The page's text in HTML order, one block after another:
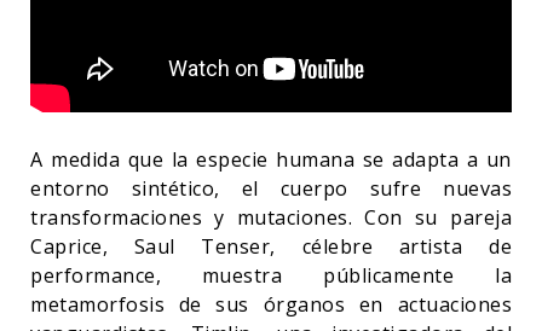
A medida que la especie humana se adapta a un
entorno sintético, el cuerpo sufre nuevas
transformaciones y mutaciones. Con su pareja
Caprice, Saul Tenser, célebre artista de
performance, muestra públicamente la
metamorfosis de sus órganos en actuaciones